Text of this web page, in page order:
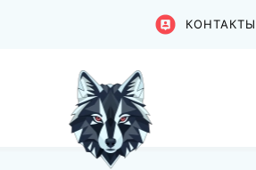
КОНТАКТЫ